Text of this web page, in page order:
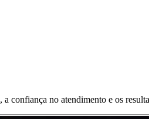
confiança no atendimento e os